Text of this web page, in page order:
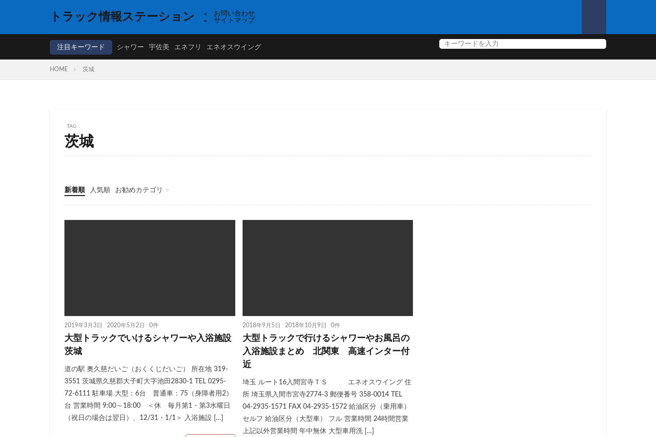
トラック情報ステーション
お問い合わせ
サイトマップ
注目キーワード シャワー 宇佐美 エネフリ エネオスウイング
HOME 茨城
TAG
茨城
新着順 人気順 お勧めカテゴリ
高速道路
高速、シャワー、NEXCO西日本、高速道路、中国、関西
2019年3月3日 2020年5月2日 0件
大型トラックでいけるシャワーや入浴施設
茨城
道の駅 奥久慈だいご（おくくじだいご） 所在地 319-
3551 茨城県久慈郡大子町大字池田2830-1 TEL 0295-
72-6111 駐車場 大型：6台 普通車：75（身障者用2）
台 営業時間 9:00～18:00 ＜休 毎月第1・第3水曜日
（祝日の場合は翌日）、12/31・1/1＞ 入浴施設 […]
2018年9月5日 2018年10月9日 0件
大型トラックで行けるシャワーやお風呂の
入浴施設まとめ 北関東 高速インター付
近
埼玉 ルート16入間宮寺ＴＳ エネオスウイング 住
所 埼玉県入間市宮寺2774-3 郵便番号 358-0014 TEL
04-2935-1571 FAX 04-2935-1572 給油区分（乗用車）
セルフ 給油区分（大型車） フル 営業時間 24時間営業
上記以外営業時間 年中無休 大型車用洗 […]